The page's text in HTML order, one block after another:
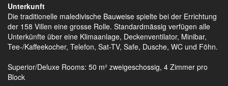
Unterkunft
Die traditionelle maledivische Bauweise spielte bei der Errichtung
der 158 Villen eine grosse Rolle. Standardmässig verfügen alle
Unterkünfte über eine Klimaanlage, Deckenventilator, Minibar,
Tee-/Kaffeekocher, Telefon, Sat-TV, Safe, Dusche, WC und Föhn.
Superior/Deluxe Rooms: 50 m² zweigeschossig, 4 Zimmer pro
Block